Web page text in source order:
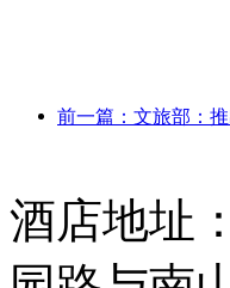
酒店地址